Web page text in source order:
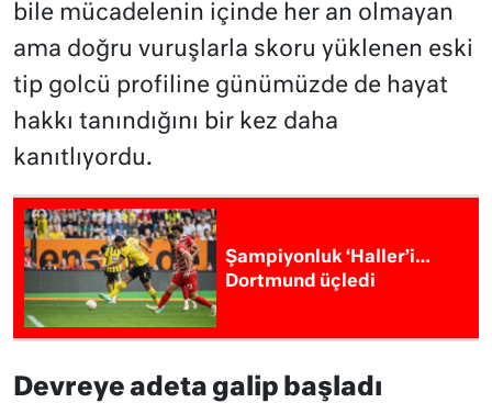
bile mücadelenin içinde her an olmayan
ama doğru vuruşlarla skoru yüklenen eski
tip golcü profiline günümüzde de hayat
hakkı tanındığını bir kez daha
kanıtlıyordu.
Şampiyonluk ‘Haller’i…
Dortmund üçledi
Devreye adeta galip başladı